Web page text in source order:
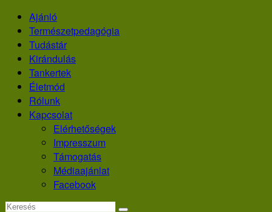
Skip
content
Ajánló
Természetpedagógia
Tudástár
Kirándulás
Tankertek
Életmód
Rólunk
Kapcsolat
Elérhetőségek
Impresszum
Támogatás
Médiaajánlat
Facebook